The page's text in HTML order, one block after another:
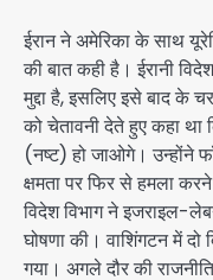
ईरान ने अमेरिका के साथ
की बात कही है। ईरानी
मुद्दा है, इसलिए इसे बाद के
को चेतावनी देते हुए कहा
(नष्ट) हो जाओगे। उन्होंने
क्षमता पर फिर से हमला
विदेश विभाग ने इजराइल-
घोषणा की। वाशिंगटन में
गया। अगले दौर की